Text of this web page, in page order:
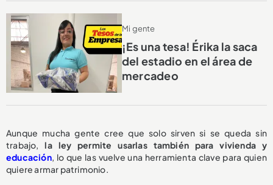
Mi gente
¡Es una tesa! Érika la saca
del estadio en el área de
mercadeo
Aunque mucha gente cree que solo sirven si se queda sin
trabajo, la ley permite usarlas también para vivienda y
educación, lo que las vuelve una herramienta clave para quien
quiere armar patrimonio.